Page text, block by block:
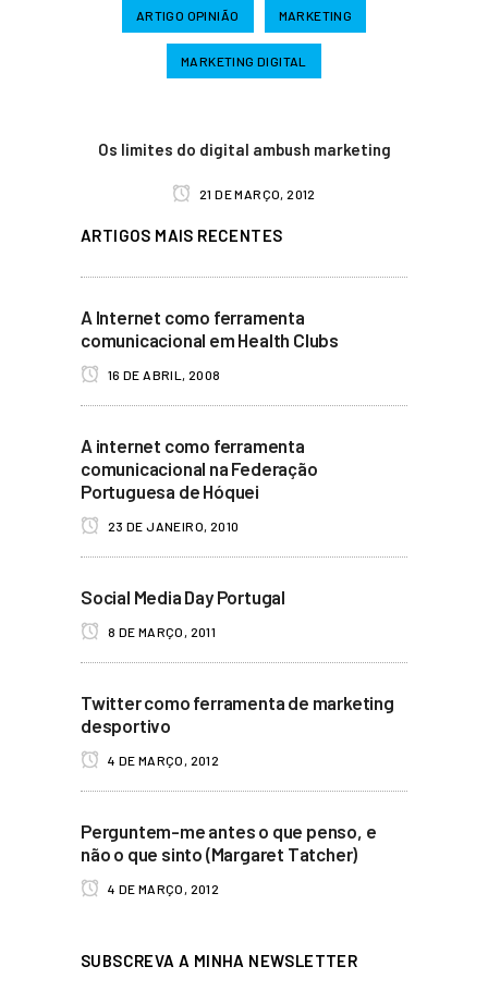
ARTIGO OPINIÃO MARKETING
MARKETING DIGITAL
Os limites do digital ambush marketing
21 DE MARÇO, 2012
ARTIGOS MAIS RECENTES
A Internet como ferramenta
comunicacional em Health Clubs
16 DE ABRIL, 2008
A internet como ferramenta
comunicacional na Federação
Portuguesa de Hóquei
23 DE JANEIRO, 2010
Social Media Day Portugal
8 DE MARÇO, 2011
Twitter como ferramenta de marketing
desportivo
4 DE MARÇO, 2012
Perguntem-me antes o que penso, e
não o que sinto (Margaret Tatcher)
4 DE MARÇO, 2012
SUBSCREVA A MINHA NEWSLETTER